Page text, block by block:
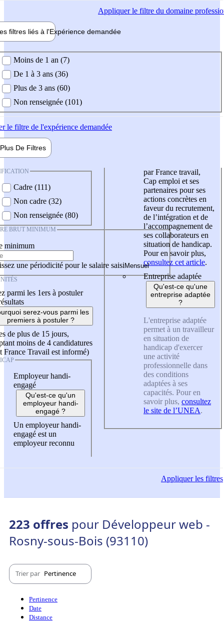
Appliquerle filtre du domaine
filtres liés à l'Expérience demandée
demandée
Moins de 1 an (7)
De 1 à 3 ans (36)
Plus de 3 ans (60)
Non renseignée (101)
le filtre de l'expérience demandée
Plus De Filtres
Cadre (111)
Non cadre (32)
Non renseignée (80)
BRUT MINIMUM
minimum
une périodicité pour le salaire saisi
parmi les 1ers à postuler
serez-vous parmi les
premiers à postuler ?
de plus de 15 jours,
moins de 4 candidatures
France Travail est informé)
Employeur handi-
engagé
Qu'est-ce qu'un
employeur handi-
engagé ?
Un employeur handi-
engagé est un
employeur reconnu
par France travail,
Cap emploi et ses
partenaires pour ses
actions concrètes en
faveur du recrutement,
de l’intégration et de
l’accompagnement de
ses collaborateurs en
situation de handicap.
Pour en savoir plus,
consultez cet article.
Entreprise adaptée
Qu'est-ce qu'une
entreprise adaptée
?
L'entreprise adaptée
permet à un travailleur
en situation de
handicap d'exercer
une activité
professionnelle dans
des conditions
adaptées à ses
capacités. Pour en
savoir plus, consultez
le site de l’UNEA.
Appliquerles filtres
223 offres pour Développeur web -
Rosny-sous-Bois (93110)
Trier par Pertinence
Pertinence
Date
Distance